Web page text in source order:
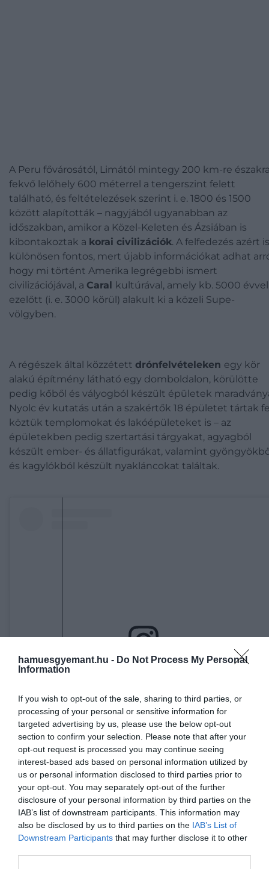
hamuesgyemant.hu - Do Not Process My Personal
Information
If you wish to opt-out of the sale, sharing to third parties, or
processing of your personal or sensitive information for
targeted advertising by us, please use the below opt-out
section to confirm your selection. Please note that after your
opt-out request is processed you may continue seeing
interest-based ads based on personal information utilized by
us or personal information disclosed to third parties prior to
your opt-out. You may separately opt-out of the further
disclosure of your personal information by third parties on the
IAB’s list of downstream participants. This information may
also be disclosed by us to third parties on the IAB’s List of
Downstream Participants that may further disclose it to other
A Peru fővárosától, Limától mintegy 200 km-re
fekvő lelőhely 600 méterrel a tengerszint felett
található, és feltételezések szerint i. e. 1800 és 1500
között alapították – nagyjából ugyanabban az
időszakban, amikor a Közel-Keleten és Ázsiában is
kibontakoztak a korai civilizációk. A felfedezés azért is
különösen fontos, mert újabb információkat adhat
hogy mi történt Amerika legrégebbi ismert
civilizációjával, a Caral kultúrával, amely kb. 5000 évvel
ezelőtt (i. e. 3000 körül) alakult ki a közeli Supe-
völgyben.
A régészek által közzétett drónfelvételeken egy kör
alakú építmény látható egy domboldalon, körülötte
pedig kőből és vályogból készült épületek
Nyolc év kutatás után a szakértők 18 épületet tártak
köztük templomokat és lakóépületeket is – az
épületekben pedig szertartási tárgyakat, agyagból
készült ember- és állatfigurákat, valamint
és kagylókból készült nyakláncokat találtak.
A bejegyzés megtekintése az Instagramon